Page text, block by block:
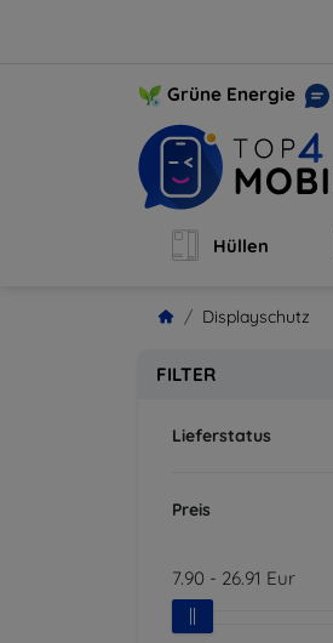
Grüne Energie
Hüllen
Displayschutz
FILTER
Lieferstatus
Preis
7.90 - 26.91 Eur